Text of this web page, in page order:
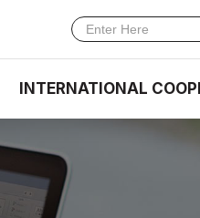
INTERNATIONAL